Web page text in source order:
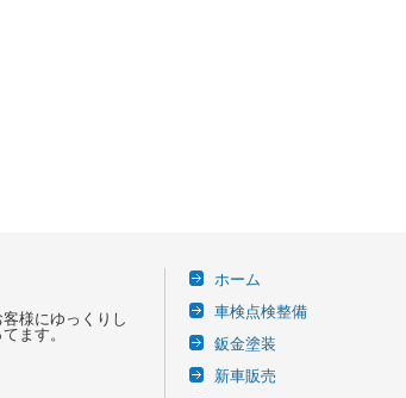
様にゆっくりし
ます。
ホーム
車検点検整備
鈑金塗装
新車販売